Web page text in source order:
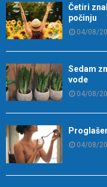
Četiri
počinju
04/08/
Sedam
vode
04/08/
04/08/